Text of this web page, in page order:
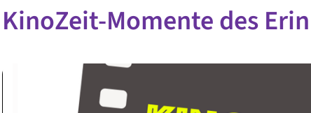
KinoZeit-Momente des